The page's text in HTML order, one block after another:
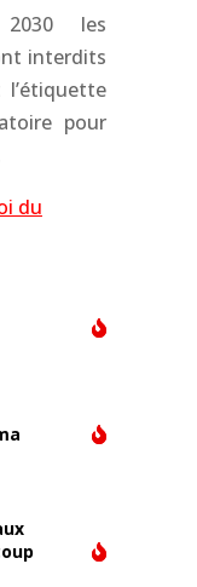
les
interdits
pour
du